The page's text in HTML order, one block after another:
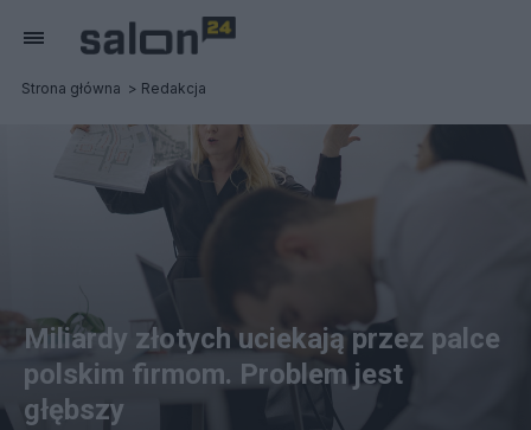
Strona główna Redakcja
Miliardy złotych uciekają przez palce
polskim firmom. Problem jest
głębszy